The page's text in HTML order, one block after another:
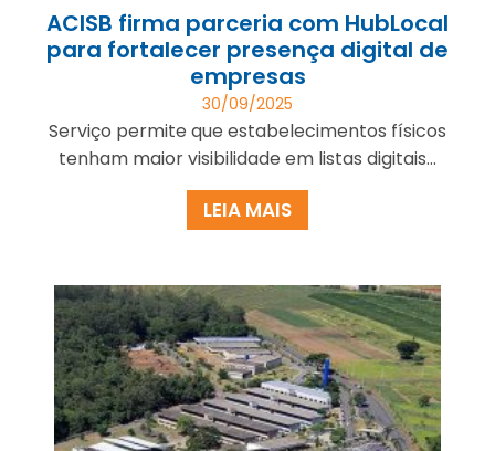
ACISB firma parceria com HubLocal
para fortalecer presença digital de
empresas
30/09/2025
Serviço permite que estabelecimentos físicos
tenham maior visibilidade em listas digitais...
LEIA MAIS